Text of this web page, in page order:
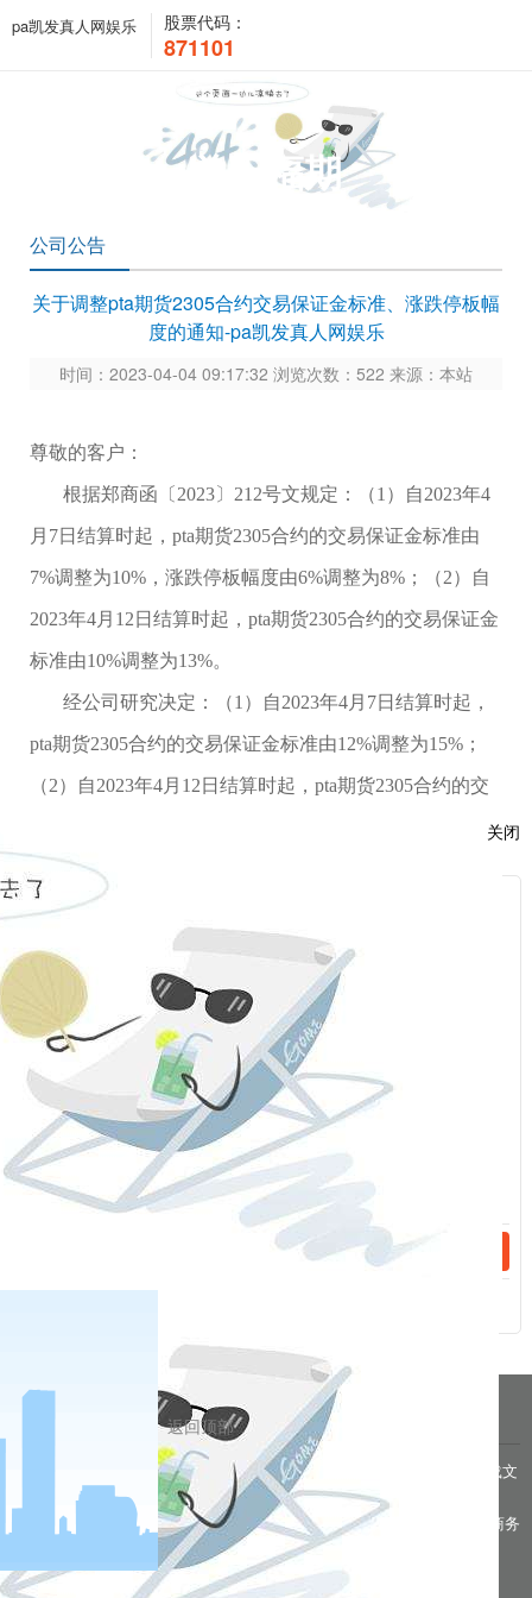
pa凯发真人网娱乐 股票代码：
871101
关于福期
公司公告
关于调整pta期货2305合约交易保证金标准、涨跌停板幅
度的通知-pa凯发真人网娱乐
时间：2023-04-04 09:17:32 浏览次数：522 来源：本站
尊敬的客户：
根据郑商函〔 2023〕212号文规定 ：（1）自2023年4
月7日结算时起，pta期货2305合约的交易保证金标准由
7%调整为10%，涨跌停板幅度由6%调整为8%；（2）自
2023年4月12日结算时起，pta期货2305合约的交易保证金
标准由10%调整为13%。
经公司研究决定： （1）自2023年4月7日结算时起，
pta期货2305合约的交易保证金标准由12%调整为15%；
（2）自2023年4月12日结算时起，pta期货2305合约的交
按规则规定执行的交易保证金标准和涨跌停板幅度高
于上述标准的，仍按原规定执行。
特此通知。
福能期货股份有限公司
相关新闻
pa凯发真人网娱乐的友情链接： |
pa凯发真人网娱乐 copyright © 2016 福能期货股份有限公司 本网站所载文
章和数据仅供参考，使用前务请核实，风险自负。
备案/许可证号： 本网站支持ipv6 地址：福州市鼓楼区五四路75号海西商务
大厦31层
关闭
返回顶部